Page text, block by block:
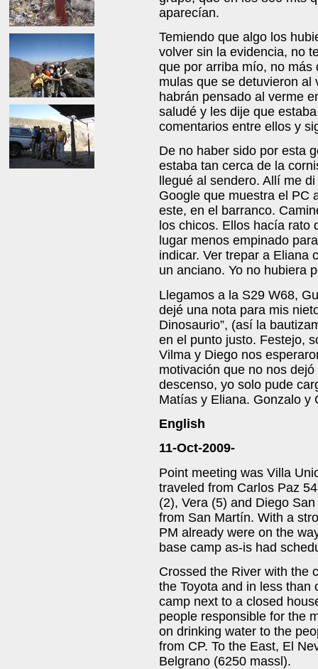
aparecían.
Temiendo que algo los
volver sin la evidencia, no
que por arriba mío, no más
mulas que se detuvieron al
habrán pensado al verme
saludé y les dije que
comentarios entre ellos y
De no haber sido por esta
estaba tan cerca de la
llegué al sendero. Allí me
Google que muestra el PC
este, en el barranco.
los chicos. Ellos hacía rato
lugar menos empinado
indicar. Ver trepar a Eliana
un anciano. Yo no hubiera
Llegamos a la S29 W68,
dejé una nota para mis
Dinosaurio”, (así la
en el punto justo. Festejo,
Vilma y Diego nos
motivación que no nos
descenso, yo solo pude
Matías y Eliana. Gonzalo y
English
11-Oct-2009-
Point meeting was Villa
traveled from Carlos Paz
(2), Vera (5) and Diego
from San Martín. With a
PM already were on the
base camp as-is had
Crossed the River with the
the Toyota and in less than
camp next to a closed
people responsible for the
on drinking water to the
from CP. To the East, El
Belgrano (6250 massl).